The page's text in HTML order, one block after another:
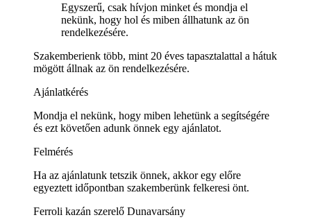
Egyszerű, csak hívjon minket és mondja el
nekünk, hogy hol és miben állhatunk az ön
rendelkezésére.
Szakemberienk több, mint 20 éves tapasztalattal a hátuk
mögött állnak az ön rendelkezésére.
Ajánlatkérés
Mondja el nekünk, hogy miben lehetünk a segítségére
és ezt követően adunk önnek egy ajánlatot.
Felmérés
Ha az ajánlatunk tetszik önnek, akkor egy előre
egyeztett időpontban szakemberünk felkeresi önt.
Ferroli kazán szerelő Dunavarsány